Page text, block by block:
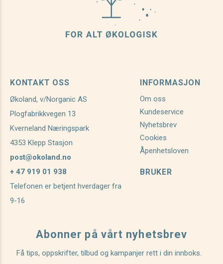
KONTAKT OSS
Økoland, v/Norganic AS
Plogfabrikkvegen 13
Kverneland Næringspark
4353 Klepp Stasjon
post@okoland.no
+ 47 919 01 938
Telefonen er betjent hverdager fra
9-16
INFORMASJON
Om oss
Kundeservice
Nyhetsbrev
Cookies
Åpenhetsloven
BRUKER
Abonner på vårt nyhetsbrev
Få tips, oppskrifter, tilbud og kampanjer rett i din innboks.